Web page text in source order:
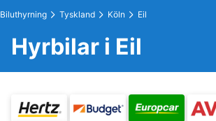
Biluthyrning Tyskland Köln Eil
Hyrbilar i Eil